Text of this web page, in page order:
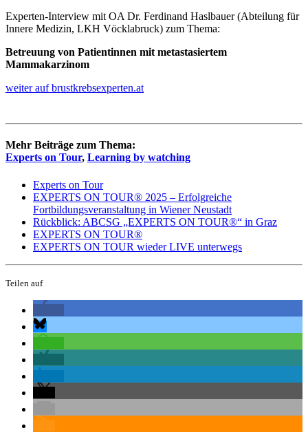
Experten-Interview mit OA Dr. Ferdinand Haslbauer (Abteilung für
Innere Medizin, LKH Vöcklabruck) zum Thema:
Betreuung von Patientinnen mit metastasiertem
Mammakarzinom
weiter auf brustkrebsexperten.at
Mehr Beiträge zum Thema:
Experts on Tour, Learning by watching
Experts on Tour
EXPERTS ON TOUR® 2025 – Erfolgreiche
Fortbildungsveranstaltung in Wiener Neustadt
Rückblick: ABCSG „EXPERTS ON TOUR®“ in Graz
EXPERTS ON TOUR®
EXPERTS ON TOUR wieder LIVE unterwegs
Teilen auf